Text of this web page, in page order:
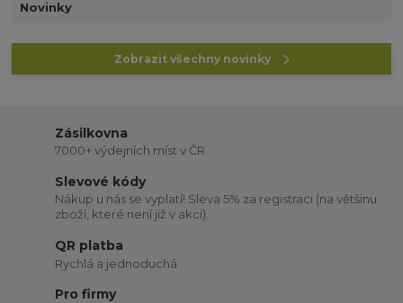
Novinky
Zobrazit všechny novinky
Zásilkovna
7000+ výdejních míst v ČR
Slevové kódy
Nákup u nás se vyplatí! Sleva 5% za registraci (na většinu
zboží, které není již v akci)
QR platba
Rychlá a jednoduchá
Pro firmy